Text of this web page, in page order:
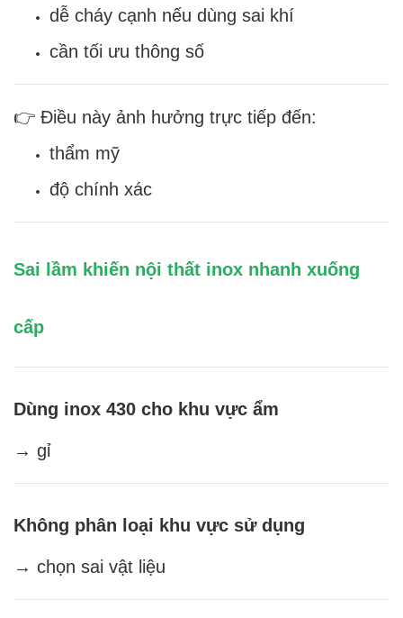
dễ cháy cạnh nếu dùng sai khí
cần tối ưu thông số
👉 Điều này ảnh hưởng trực tiếp đến:
thẩm mỹ
độ chính xác
Sai lầm khiến nội thất inox nhanh xuống
cấp
Dùng inox 430 cho khu vực ẩm
→ gỉ
Không phân loại khu vực sử dụng
→ chọn sai vật liệu